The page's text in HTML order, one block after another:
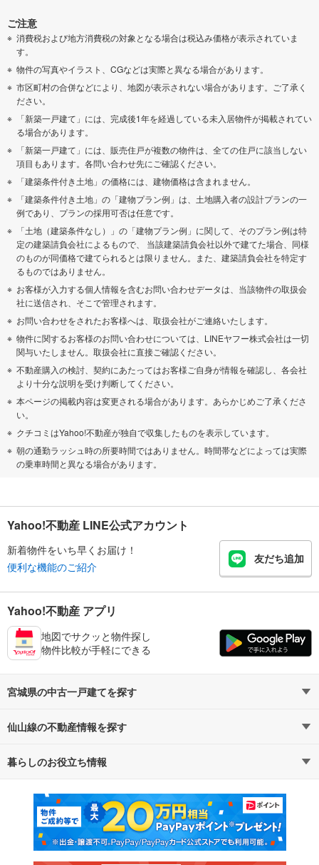
ご注意
消費税および地方消費税の対象となる場合は税込み価格が表示されていま
す。
物件の写真やイラスト、CGなどは実際と異なる場合があります。
市区町村の合併などにより、地図が表示されない場合があります。ご了承く
ださい。
「新築一戸建て」には、完成後1年を経過している未入居物件が掲載されてい
る場合があります。
「新築一戸建て」には、販売住戸が複数の物件は、全ての住戸に該当しない
項目もあります。各問い合わせ先にご確認ください。
「建築条件付き土地」の価格には、建物価格は含まれません。
「建築条件付き土地」の「建物プラン例」は、土地購入者の設計プランの一
例であり、プランの採用可否は任意です。
「土地（建築条件なし）」の「建物プラン例」に関して、そのプラン例は特
定の建築請負会社によるもので、 当該建築請負会社以外で建てた場合、同様
のものが同価格で建てられるとは限りません。また、建築請負会社を特定す
るものではありません。
お客様が入力する個人情報を含むお問い合わせデータは、当該物件の取扱会
社に送信され、そこで管理されます。
お問い合わせをされたお客様へは、取扱会社がご連絡いたします。
物件に関するお客様のお問い合わせについては、LINEヤフー株式会社は一切
関与いたしません。取扱会社に直接ご確認ください。
不動産購入の検討、契約にあたってはお客様ご自身が情報を確認し、各会社
より十分な説明を受け判断してください。
本ページの掲載内容は変更される場合があります。あらかじめご了承くださ
い。
クチコミはYahoo!不動産が独自で収集したものを表示しています。
朝の通勤ラッシュ時の所要時間ではありません。時間帯などによっては実際
の乗車時間と異なる場合があります。
Yahoo!不動産 LINE公式アカウント
新着物件をいち早くお届け！
便利な機能のご紹介
友だち追加
Yahoo!不動産 アプリ
地図でサクッと物件探し
物件比較が手軽にできる
宮城県の中古一戸建てを探す
路線・駅から探す
通勤・通学時間から探す
仙山線の不動産情報を探す
不動産・住宅
新築マンション 中古マンション
新築一戸建て 中古一戸建て
暮らしのお役立ち情報
マンションカタログ 教えて！住まいの先生